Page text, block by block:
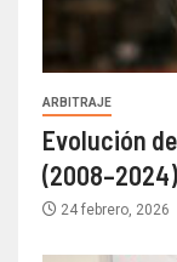
ARBITRAJE
Evolución
(2008–2024)
24 febrero, 2026